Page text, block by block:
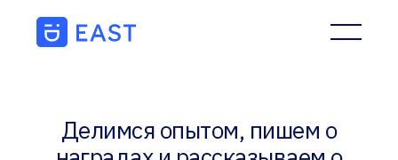
Делимся опытом, пишем о